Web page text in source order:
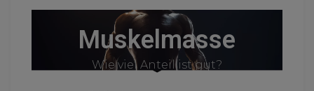
Muskelmasse
Wie viel Anteil ist gut?